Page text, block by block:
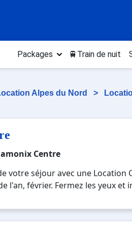
Packages 🚆Train de nuit
Alpes du Nord >
Centre
votre séjour avec une Location
l'an, février. Fermez les yeux
mêler les plaisirs de la glisse
end ou pour 7 jours en
vos vacances au ski.